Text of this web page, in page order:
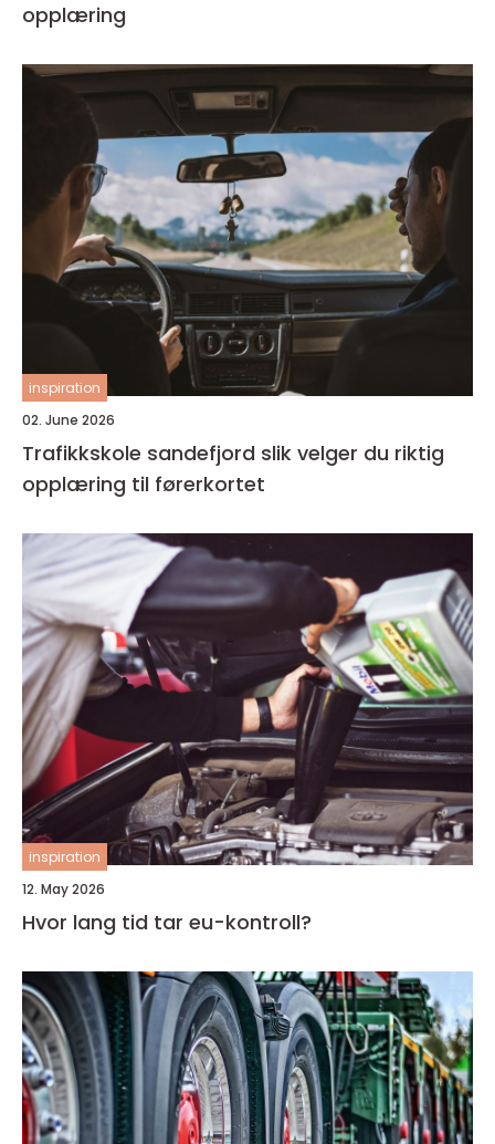
opplæring
inspiration
02. June 2026
Trafikkskole sandefjord slik velger du riktig
opplæring til førerkortet
inspiration
12. May 2026
Hvor lang tid tar eu-kontroll?